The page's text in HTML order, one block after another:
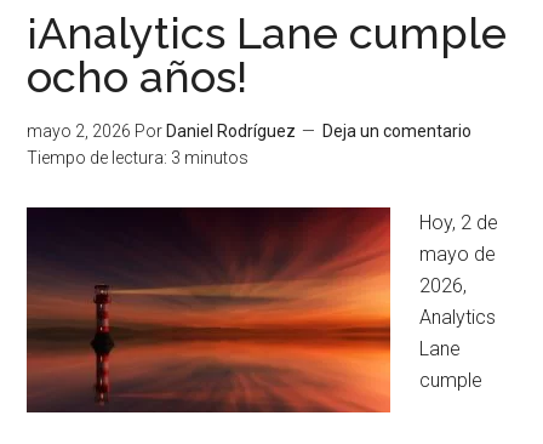
la
versión
Lane
con
scoring
¡Analytics Lane cumple
ocho años!
mayo 2, 2026 Por Daniel Rodríguez
Deja un comentario
Tiempo de lectura: 3 minutos
Hoy, 2 de
mayo de
2026,
Analytics
Lane
cumple